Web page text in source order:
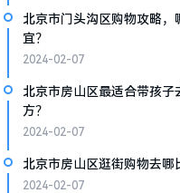
北京市门头沟区购物攻略，
宜？
2024-02-07
北京市房山区最适合带孩子
方？
2024-02-07
北京市房山区逛街购物去哪
2024-02-07